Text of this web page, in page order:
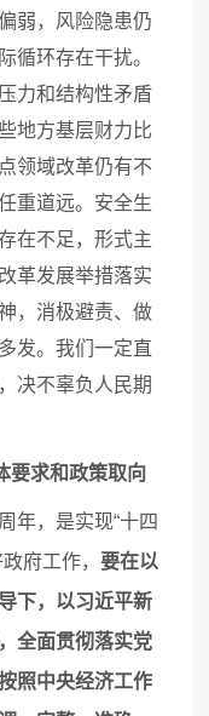
弱，风险隐患仍
循环存在干扰。
力和结构性矛盾
地方基层财力比
领域改革仍有不
重道远。安全生
在不足，形式主
革发展举措落实
，消极避责、做
发。我们一定直
决不辜负人民期
要求和政策取向
年，是实现“十四
政府工作，要在以
下，以习近平新
全面贯彻落实党
照中央经济工作